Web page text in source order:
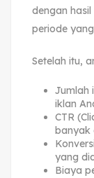
dengan
periode
Setelah itu,
Jumlah
iklan
CTR
banyak
yang
Biaya